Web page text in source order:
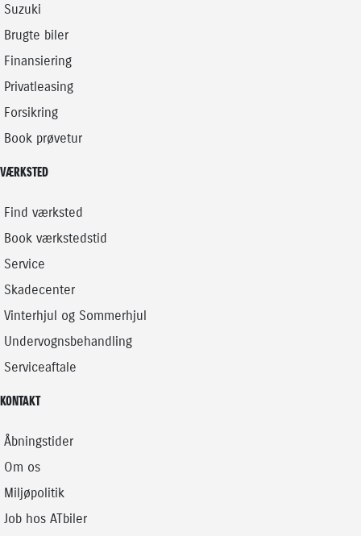
Suzuki
Brugte biler
Finansiering
Privatleasing
Forsikring
Book prøvetur
VÆRKSTED
Find værksted
Book værkstedstid
Service
Skadecenter
Vinterhjul og Sommerhjul
Undervognsbehandling
Serviceaftale
KONTAKT
Åbningstider
Om os
Miljøpolitik
Job hos ATbiler